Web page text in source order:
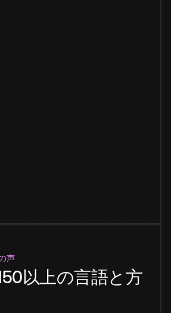
声
以上の言語と方